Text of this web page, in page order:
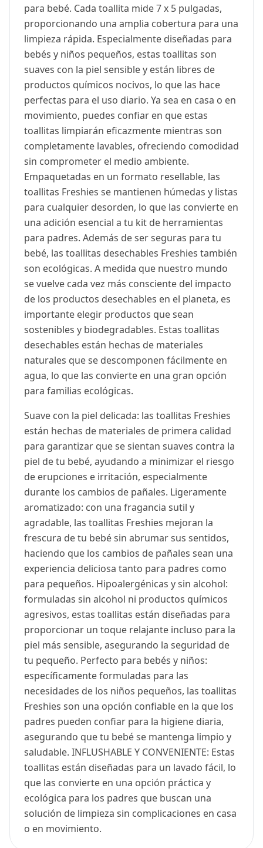
para bebé. Cada toallita mide 7 x 5 pulgadas,
proporcionando una amplia cobertura para una
limpieza rápida. Especialmente diseñadas para
bebés y niños pequeños, estas toallitas son
suaves con la piel sensible y están libres de
productos químicos nocivos, lo que las hace
perfectas para el uso diario. Ya sea en casa o en
movimiento, puedes confiar en que estas
toallitas limpiarán eficazmente mientras son
completamente lavables, ofreciendo comodidad
sin comprometer el medio ambiente.
Empaquetadas en un formato resellable, las
toallitas Freshies se mantienen húmedas y listas
para cualquier desorden, lo que las convierte en
una adición esencial a tu kit de herramientas
para padres. Además de ser seguras para tu
bebé, las toallitas desechables Freshies también
son ecológicas. A medida que nuestro mundo
se vuelve cada vez más consciente del impacto
de los productos desechables en el planeta, es
importante elegir productos que sean
sostenibles y biodegradables. Estas toallitas
desechables están hechas de materiales
naturales que se descomponen fácilmente en
agua, lo que las convierte en una gran opción
para familias ecológicas.
Suave con la piel delicada: las toallitas Freshies
están hechas de materiales de primera calidad
para garantizar que se sientan suaves contra la
piel de tu bebé, ayudando a minimizar el riesgo
de erupciones e irritación, especialmente
durante los cambios de pañales. Ligeramente
aromatizado: con una fragancia sutil y
agradable, las toallitas Freshies mejoran la
frescura de tu bebé sin abrumar sus sentidos,
haciendo que los cambios de pañales sean una
experiencia deliciosa tanto para padres como
para pequeños. Hipoalergénicas y sin alcohol:
formuladas sin alcohol ni productos químicos
agresivos, estas toallitas están diseñadas para
proporcionar un toque relajante incluso para la
piel más sensible, asegurando la seguridad de
tu pequeño. Perfecto para bebés y niños:
específicamente formuladas para las
necesidades de los niños pequeños, las toallitas
Freshies son una opción confiable en la que los
padres pueden confiar para la higiene diaria,
asegurando que tu bebé se mantenga limpio y
saludable. INFLUSHABLE Y CONVENIENTE: Estas
toallitas están diseñadas para un lavado fácil, lo
que las convierte en una opción práctica y
ecológica para los padres que buscan una
solución de limpieza sin complicaciones en casa
o en movimiento.